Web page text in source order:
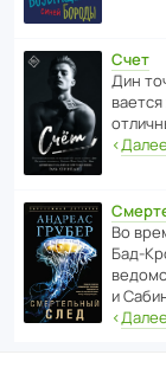
Счет
Дин
‹Далее
Во
и
‹Далее